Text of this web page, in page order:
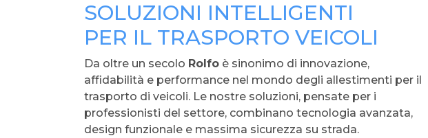
SOLUZIONI INTELLIGENTI
PER IL TRASPORTO VEICOLI
Da oltre un secolo Rolfo è sinonimo di innovazione,
affidabilità e performance nel mondo degli allestimenti per il
trasporto di veicoli. Le nostre soluzioni, pensate per i
professionisti del settore, combinano tecnologia avanzata,
design funzionale e massima sicurezza su strada.